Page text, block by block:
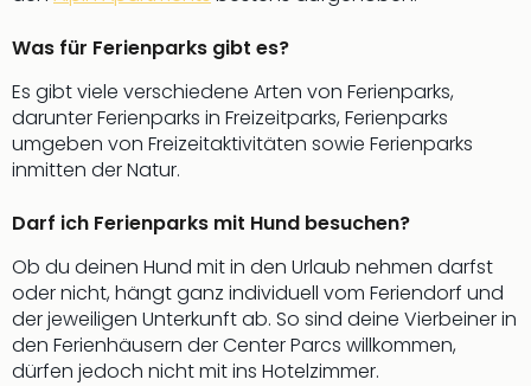
Was für Ferienparks gibt es?
Es gibt viele verschiedene Arten von Ferienparks,
darunter Ferienparks in Freizeitparks, Ferienparks
umgeben von Freizeitaktivitäten sowie Ferienparks
inmitten der Natur.
Darf ich Ferienparks mit Hund besuchen?
Ob du deinen Hund mit in den Urlaub nehmen darfst
oder nicht, hängt ganz individuell vom Feriendorf und
der jeweiligen Unterkunft ab. So sind deine Vierbeiner in
den Ferienhäusern der Center Parcs willkommen,
dürfen jedoch nicht mit ins Hotelzimmer.